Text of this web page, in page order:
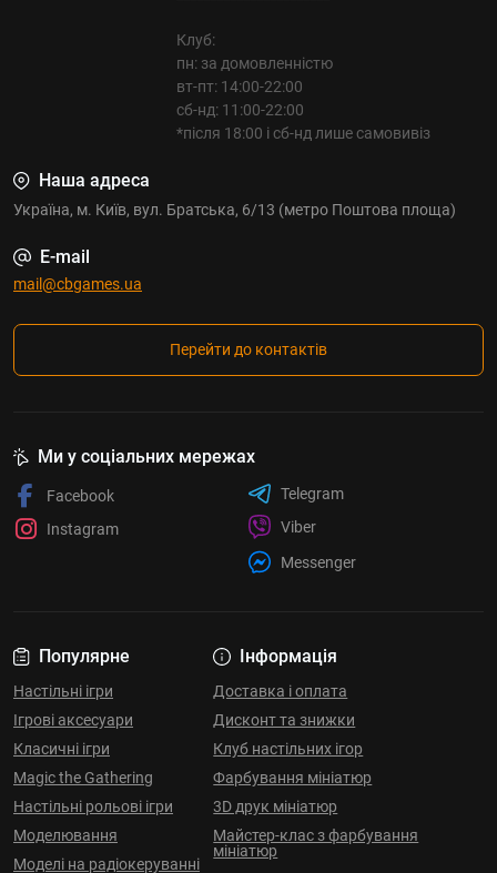
Клуб:
пн: за домовленністю
вт-пт: 14:00-22:00
сб-нд: 11:00-22:00
*після 18:00 і сб-нд лише самовивіз
Наша адреса
Україна, м. Київ, вул. Братська, 6/13 (метро Поштова площа)
E-mail
mail@cbgames.ua
Перейти до контактів
Популярне
Настільні ігри
Ігрові аксесуари
Класичні ігри
Magic the Gathering
Настільні рольові ігри
Моделювання
Моделі на радіокеруванні
Інформація
Доставка і оплата
Дисконт та знижки
Клуб настільних ігор
Фарбування мініатюр
3D друк мініатюр
Майстер-клас з фарбування
мініатюр
Ми у соціальних мережах
Facebook
Instagram
Telegram
Viber
Messenger